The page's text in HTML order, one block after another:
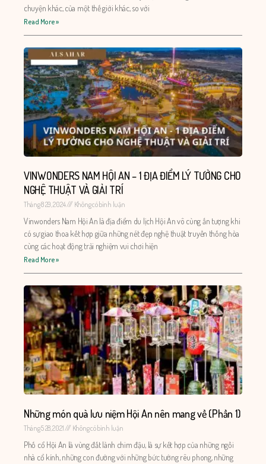
chuyện khác, của một thế giới khác, so với
Read More »
VINWONDERS NAM HỘI AN – 1 ĐỊA ĐIỂM LÝ TƯỞNG CHO
NGHỆ THUẬT VÀ GIẢI TRÍ
Tháng 8 29, 2024 Không có bình luận
Vinwonders Nam Hội An là địa điểm du lịch Hội An vô cùng ấn tượng khi
có sự giao thoa kết hợp giữa những nét đẹp nghệ thuật truyền thống hòa
cùng các hoạt động trải nghiệm vui chơi hiện
Read More »
Những món quà lưu niệm Hội An nên mang về (Phần 1)
Tháng 5 28, 2021 Không có bình luận
Phố cổ Hội An là vùng đất lành chim đậu, là sự kết hợp của những ngồi
nhà cổ kính, những con đường với những bức tường rêu phong, những